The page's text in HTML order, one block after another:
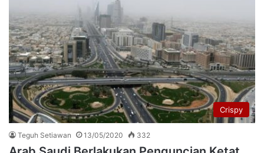
Crispy
Teguh Setiawan 13/05/2020 332